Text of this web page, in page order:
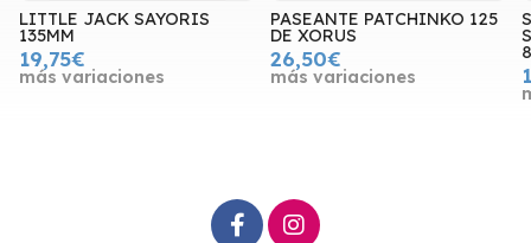
LITTLE JACK SAYORIS
135MM
19,75€
más variaciones
PASEANTE PATCHINKO 125
DE XORUS
26,50€
más variaciones